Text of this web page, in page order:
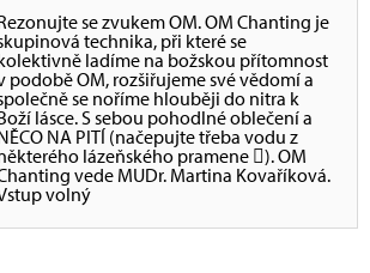
se zvukem OM. OM Chanting je
technika, při které se
ladíme na božskou přítomnost
podobě OM, rozšiřujeme své vědomí a
se noříme hlouběji do nitra k
lásce. S sebou pohodlné oblečení a
NA PITÍ (načepujte třeba vodu z
lázeňského pramene ). OM
vede MUDr. Martina Kovaříková.
volný